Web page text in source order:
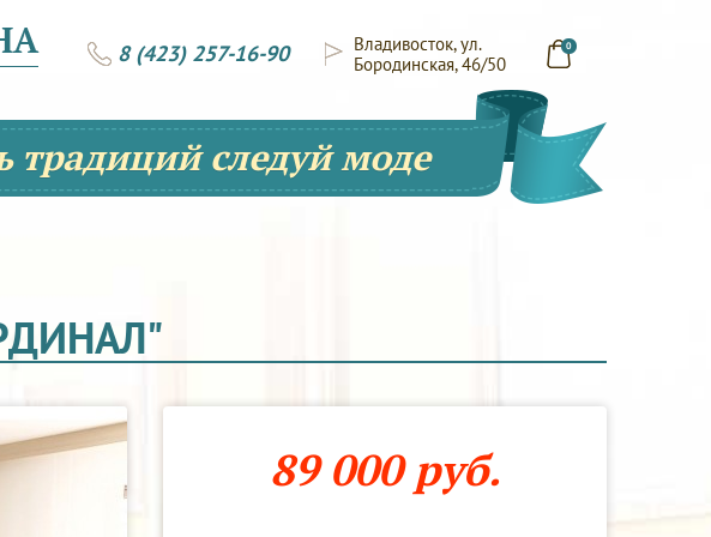
0
Владивосток, ул.
Бородинская, 46/50
8 (423) 257-16-90
традиций следуй моде
89 000 руб.